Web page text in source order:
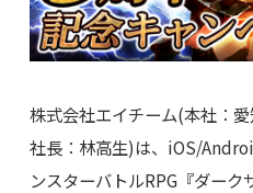
株式会社エイチーム(本社：
社長：林高生)は、iOS/
ンスターバトルRPG『ダー